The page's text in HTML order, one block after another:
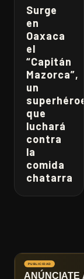
Surge
en
Oaxaca
el
“Capitán
Mazorca”,
un
superhéroe
que
luchará
contra
la
comida
chatarra